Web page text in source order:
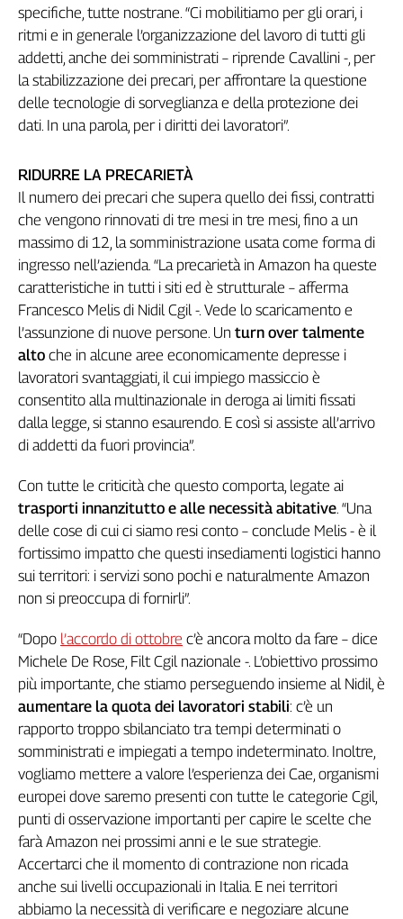
Romagna
Friuli
Venezia
Liguria
Sardegna
Sicilia
Toscana
Trentino
Umbria
Valle
D'Aosta
Archivio
Storico
2014
Cerca
Contatti
La
redazione
Social
specifiche, tutte nostrane. “Ci mobilitiamo per gli orari, i
ritmi e in generale l’organizzazione del lavoro di tutti gli
addetti, anche dei somministrati – riprende Cavallini -, per
la stabilizzazione dei precari, per affrontare la questione
delle tecnologie di sorveglianza e della protezione dei
dati. In una parola, per i diritti dei lavoratori”.
RIDURRE LA PRECARIETÀ
Il numero dei precari che supera quello dei fissi, contratti
che vengono rinnovati di tre mesi in tre mesi, fino a un
massimo di 12, la somministrazione usata come forma di
ingresso nell’azienda. “La precarietà in Amazon ha queste
caratteristiche in tutti i siti ed è strutturale – afferma
Francesco Melis di Nidil Cgil -. Vede lo scaricamento e
l’assunzione di nuove persone. Un turn over talmente
alto che in alcune aree economicamente depresse i
lavoratori svantaggiati, il cui impiego massiccio è
consentito alla multinazionale in deroga ai limiti fissati
dalla legge, si stanno esaurendo. E così si assiste all’arrivo
di addetti da fuori provincia”.
Con tutte le criticità che questo comporta, legate ai
trasporti innanzitutto e alle necessità abitative. “Una
delle cose di cui ci siamo resi conto – conclude Melis - è il
fortissimo impatto che questi insediamenti logistici hanno
sui territori: i servizi sono pochi e naturalmente Amazon
non si preoccupa di fornirli”.
“Dopo l’accordo di ottobre c’è ancora molto da fare – dice
Michele De Rose, Filt Cgil nazionale -. L’obiettivo prossimo
più importante, che stiamo perseguendo insieme al Nidil, è
aumentare la quota dei lavoratori stabili: c’è un
rapporto troppo sbilanciato tra tempi determinati o
somministrati e impiegati a tempo indeterminato. Inoltre,
vogliamo mettere a valore l’esperienza dei Cae, organismi
europei dove saremo presenti con tutte le categorie Cgil,
punti di osservazione importanti per capire le scelte che
farà Amazon nei prossimi anni e le sue strategie.
Accertarci che il momento di contrazione non ricada
anche sui livelli occupazionali in Italia. E nei territori
abbiamo la necessità di verificare e negoziare alcune